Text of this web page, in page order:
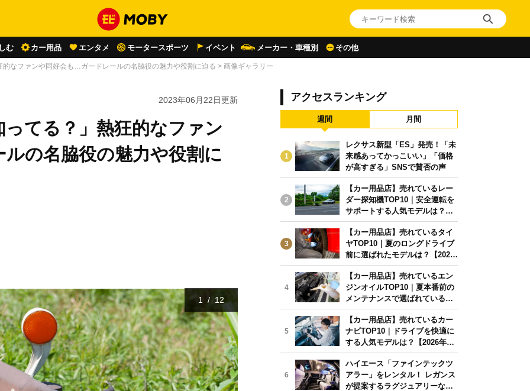
む カー用品 エンタメ モータースポーツ イベント メーカー・車種別 その他
的なファンや同好会も…ガードレールの名脇役の魅力や役割に迫る > 画像ギャラリー
2023年06月22日更新
てる？」熱狂的なファン
の名脇役の魅力や役割に
1 / 12
アクセスランキング
週間 月間
1
レクサス新型「ES」発売！「未
来感あってかっこいい」「価格
が高すぎる」SNSで賛否の声
2
【カー用品店】売れているレー
ダー探知機TOP10｜安全運転を
サポートする人気モデルは？【2
026年6月版】
3
【カー用品店】売れているタイ
ヤTOP10｜夏のロングドライブ
前に選ばれたモデルは？【2026
年6月版】
4
【カー用品店】売れているエン
ジンオイルTOP10｜夏本番前の
メンテナンスで選ばれている人
気モデルは？【2026年6月版】
5
【カー用品店】売れているカー
ナビTOP10｜ドライブを快適に
する人気モデルは？【2026年6
月版】
6
ハイエース「ファインテックツ
アラー」をレンタル！ レガンス
が提案するラグジュアリーな移